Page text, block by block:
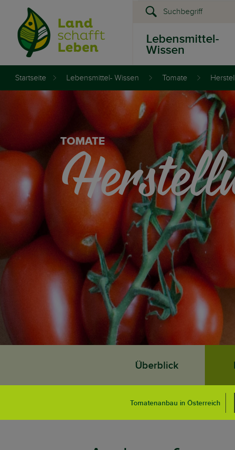
Lebensmittel-
Wissen
Presse &
Events
Startseite Lebensmittel- Wissen Tomate
TOMATE
Überblick
Tomatenanbau in Österreich